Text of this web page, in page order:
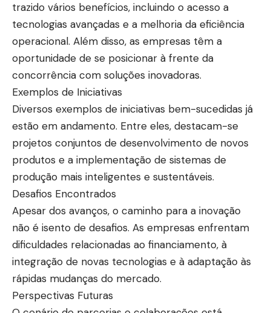
trazido vários benefícios, incluindo o acesso a
tecnologias avançadas e a melhoria da eficiência
operacional. Além disso, as empresas têm a
oportunidade de se posicionar à frente da
concorrência com soluções inovadoras.
Exemplos de Iniciativas
Diversos exemplos de iniciativas bem-sucedidas já
estão em andamento. Entre eles, destacam-se
projetos conjuntos de desenvolvimento de novos
produtos e a implementação de sistemas de
produção mais inteligentes e sustentáveis.
Desafios Encontrados
Apesar dos avanços, o caminho para a inovação
não é isento de desafios. As empresas enfrentam
dificuldades relacionadas ao financiamento, à
integração de novas tecnologias e à adaptação às
rápidas mudanças do mercado.
Perspectivas Futuras